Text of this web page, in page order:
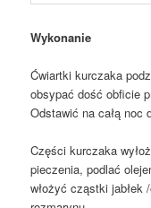
Wykonanie
Ćwiartki kurczaka
obsypać dość obficie
Odstawić na całą noc
Części kurczaka
pieczenia, podlać
włożyć cząstki jabłek